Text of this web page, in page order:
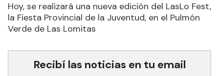
Hoy, se realizará una nueva edición del LasLo Fest,
la Fiesta Provincial de la Juventud, en el Pulmón
Verde de Las Lomitas
Recibí las noticias en tu email